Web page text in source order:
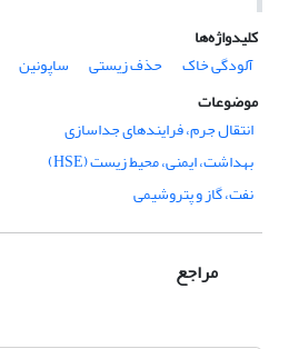
کلیدواژه‌ها
آلودگی خاک
حذف زیستی ساپونین
موضوعات
انتقال جرم، فرایندهای جداسازی
بهداشت، ایمنی، محیط زیست (HSE)
نفت، گاز و پتروشیمی
مراجع